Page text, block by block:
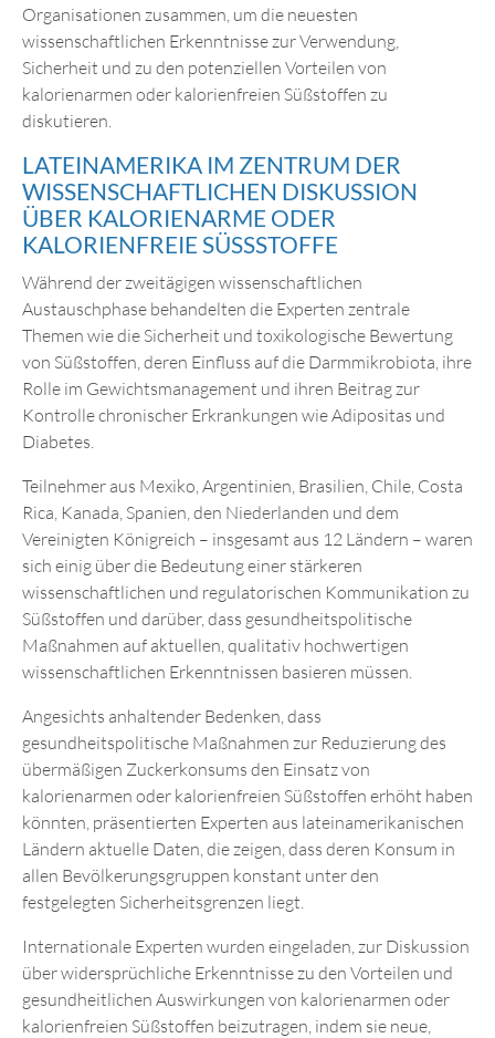
Organisationen zusammen, um die neuesten
wissenschaftlichen Erkenntnisse zur Verwendung,
Sicherheit und zu den potenziellen Vorteilen von
kalorienarmen oder kalorienfreien Süßstoffen zu
diskutieren.
LATEINAMERIKA IM ZENTRUM DER
WISSENSCHAFTLICHEN DISKUSSION
ÜBER KALORIENARME ODER
KALORIENFREIE SÜSSSTOFFE
Während der zweitägigen wissenschaftlichen
Austauschphase behandelten die Experten zentrale
Themen wie die Sicherheit und toxikologische Bewertung
von Süßstoffen, deren Einfluss auf die Darmmikrobiota, ihre
Rolle im Gewichtsmanagement und ihren Beitrag zur
Kontrolle chronischer Erkrankungen wie Adipositas und
Diabetes.
Teilnehmer aus Mexiko, Argentinien, Brasilien, Chile, Costa
Rica, Kanada, Spanien, den Niederlanden und dem
Vereinigten Königreich – insgesamt aus 12 Ländern – waren
sich einig über die Bedeutung einer stärkeren
wissenschaftlichen und regulatorischen Kommunikation zu
Süßstoffen und darüber, dass gesundheitspolitische
Maßnahmen auf aktuellen, qualitativ hochwertigen
wissenschaftlichen Erkenntnissen basieren müssen.
Angesichts anhaltender Bedenken, dass
gesundheitspolitische Maßnahmen zur Reduzierung des
übermäßigen Zuckerkonsums den Einsatz von
kalorienarmen oder kalorienfreien Süßstoffen erhöht haben
könnten, präsentierten Experten aus lateinamerikanischen
Ländern aktuelle Daten, die zeigen, dass deren Konsum in
allen Bevölkerungsgruppen konstant unter den
festgelegten Sicherheitsgrenzen liegt.
Internationale Experten wurden eingeladen, zur Diskussion
über widersprüchliche Erkenntnisse zu den Vorteilen und
gesundheitlichen Auswirkungen von kalorienarmen oder
kalorienfreien Süßstoffen beizutragen, indem sie neue,